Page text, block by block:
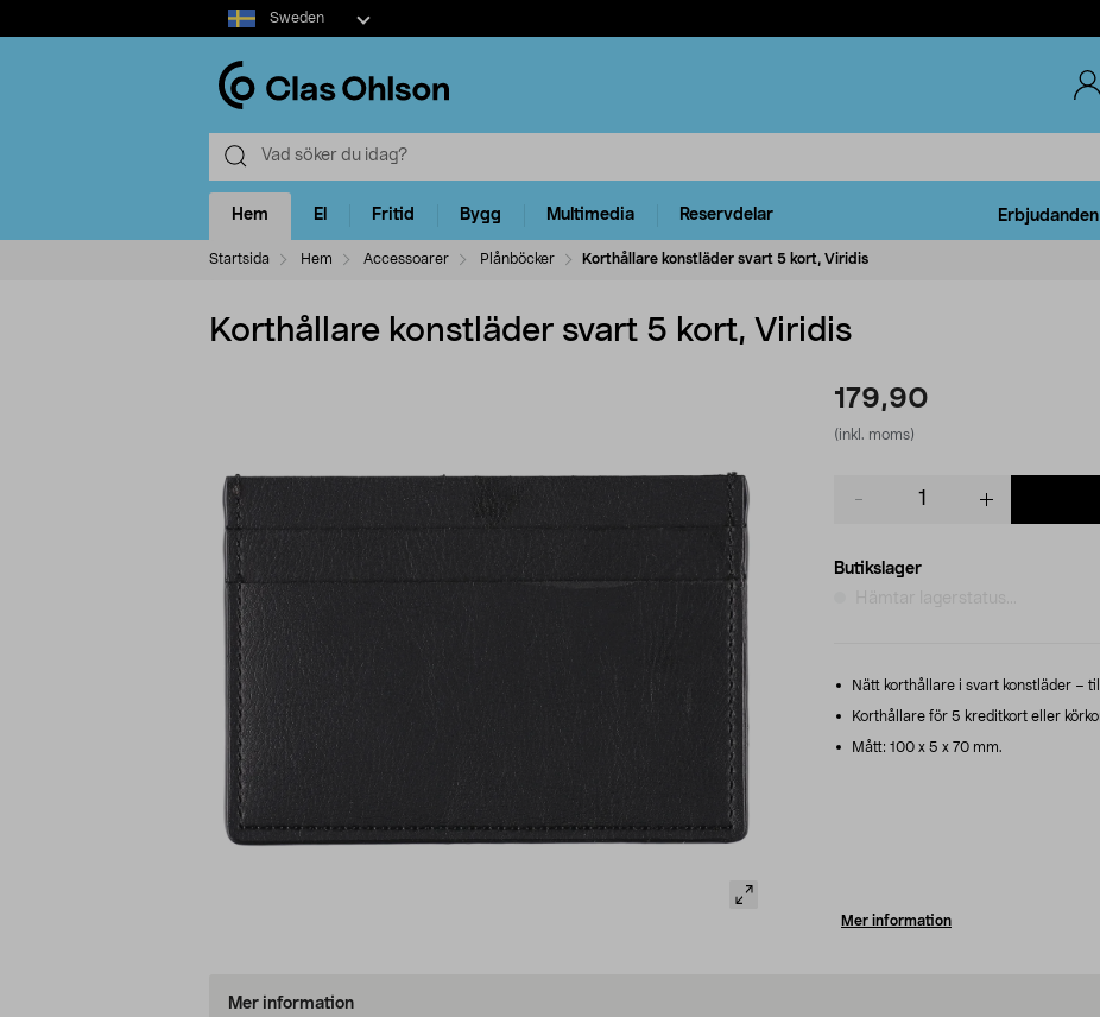
Select
market
Sweden
Hem El Fritid Bygg Multimedia Reservdelar Erbjudanden
Startsida Hem Accessoarer Plånböcker Korthållare konstläder svart 5 kort, Viridis
Korthållare konstläder svart 5 kort, Viridis
179,90
(inkl. moms)
Butikslager
Nätt korthållare i svart konstläder –
Korthållare för 5 kreditkort eller
Mått: 100 x 5 x 70 mm.
Mer information
Mer information